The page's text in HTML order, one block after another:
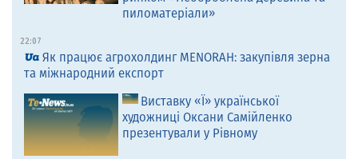
пиломатеріали»
22:07
Як працює агрохолдинг MENORAH: закупівля зерна
та міжнародний експорт
Виставку «Ї» української
художниці Оксани Самійленко
презентували у Рівному